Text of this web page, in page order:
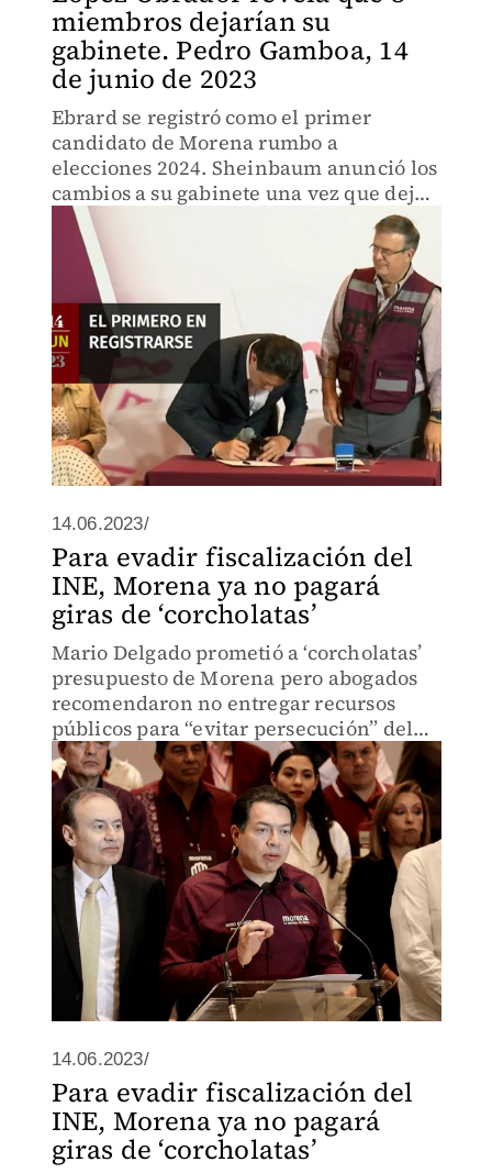
miembros dejarían su
gabinete. Pedro Gamboa, 14
de junio de 2023
Ebrard se registró como el primer
candidato de Morena rumbo a
elecciones 2024. Sheinbaum anunció los
cambios a su gabinete una vez que deje
la jefatura. Ricardo Monreal aseguró que
tendrá una campaña austera.
14.06.2023/
Para evadir fiscalización del
INE, Morena ya no pagará
giras de ‘corcholatas’
Mario Delgado prometió a ‘corcholatas’
presupuesto de Morena pero abogados
recomendaron no entregar recursos
públicos para “evitar persecución” del
INE.
14.06.2023/
Para evadir fiscalización del
INE, Morena ya no pagará
giras de ‘corcholatas’